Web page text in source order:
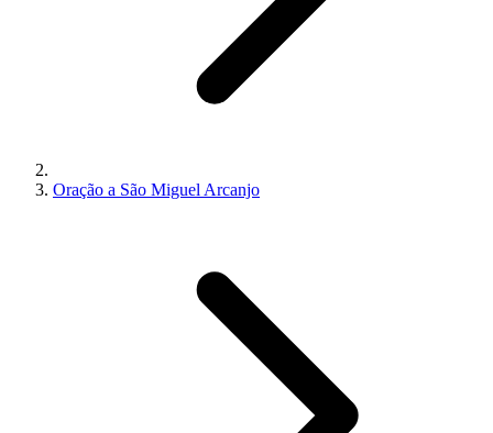
Oração a São Miguel Arcanjo